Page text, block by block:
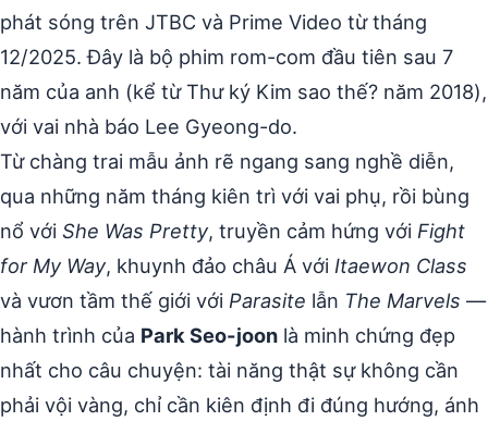
phát sóng trên JTBC và Prime Video từ tháng
12/2025. Đây là bộ phim rom-com đầu tiên sau 7
năm của anh (kể từ Thư ký Kim sao thế? năm 2018),
với vai nhà báo Lee Gyeong-do.
Từ chàng trai mẫu ảnh rẽ ngang sang nghề diễn,
qua những năm tháng kiên trì với vai phụ, rồi bùng
nổ với She Was Pretty, truyền cảm hứng với Fight
for My Way, khuynh đảo châu Á với Itaewon Class
và vươn tầm thế giới với Parasite lẫn The Marvels —
hành trình của Park Seo-joon là minh chứng đẹp
nhất cho câu chuyện: tài năng thật sự không cần
phải vội vàng, chỉ cần kiên định đi đúng hướng, ánh